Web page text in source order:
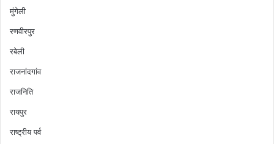
मुंगेली
रणवीरपुर
रबेली
राजनांदगांव
राजनिति
रायपुर
राष्ट्रीय पर्व